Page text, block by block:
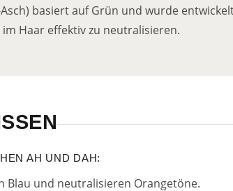
basiert auf Grün und wurde
Haar effektiv zu neutralisieren.
AH UND DAH:
Blau und neutralisieren Orangetöne.